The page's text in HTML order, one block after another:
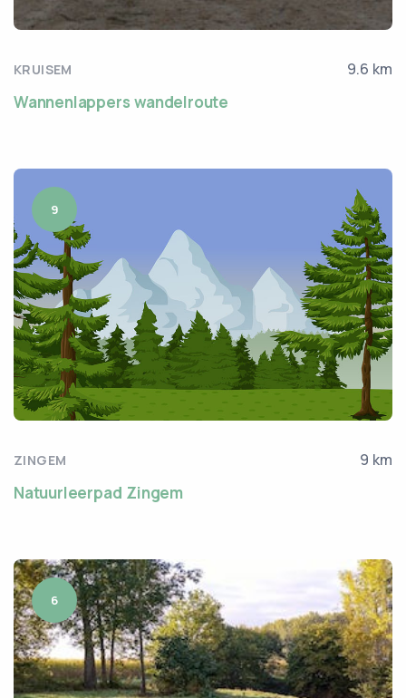
KRUISEM 9.6 km
Wannenlappers wandelroute
9
ZINGEM 9 km
Natuurleerpad Zingem
6